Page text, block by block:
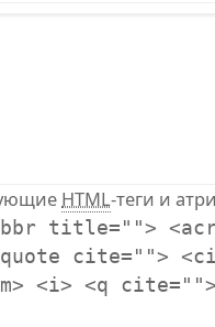
HTML-теги и
title="">
cite="">
<i> <q